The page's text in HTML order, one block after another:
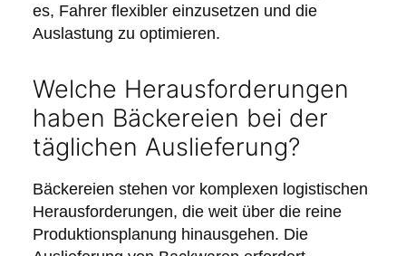
es, Fahrer flexibler einzusetzen und die
Auslastung zu optimieren.
Welche Herausforderungen
haben Bäckereien bei der
täglichen Auslieferung?
Bäckereien stehen vor komplexen logistischen
Herausforderungen, die weit über die reine
Produktionsplanung hinausgehen. Die